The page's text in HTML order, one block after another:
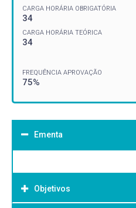
CARGA HORÁRIA OBRIGATÓRIA
34
CARGA HORÁRIA TEÓRICA
34
FREQUÊNCIA APROVAÇÃO
75%
Ementa
Objetivos